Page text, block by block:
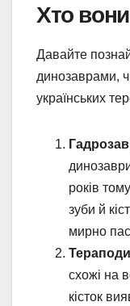
Хто
Давайте
динозаврами,
українських
років
зуби й
мирно
Тераподи
схожі на
кісток